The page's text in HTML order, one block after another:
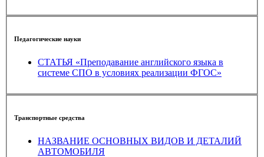
Педагогические науки
СТАТЬЯ «Преподавание английского языка в
системе СПО в условиях реализации ФГОС»
Транспортные средства
НАЗВАНИЕ ОСНОВНЫХ ВИДОВ И ДЕТАЛИЙ
АВТОМОБИЛЯ